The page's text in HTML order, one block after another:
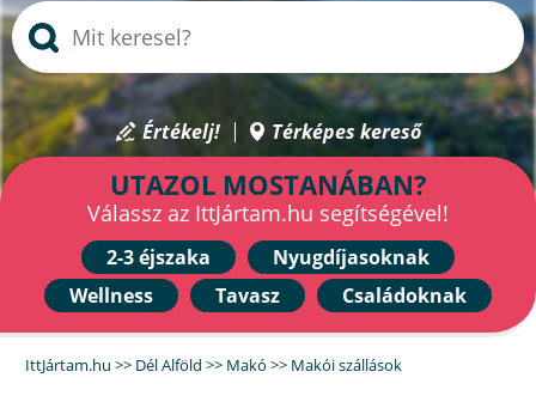
Értékelj! Térképes kereső
UTAZOL MOSTANÁBAN?
Válassz az IttJártam.hu segítségével!
2-3 éjszaka
Nyugdíjasoknak
Wellness
Tavasz Családoknak
IttJártam.hu >> Dél Alföld >> Makó >> Makói szállások